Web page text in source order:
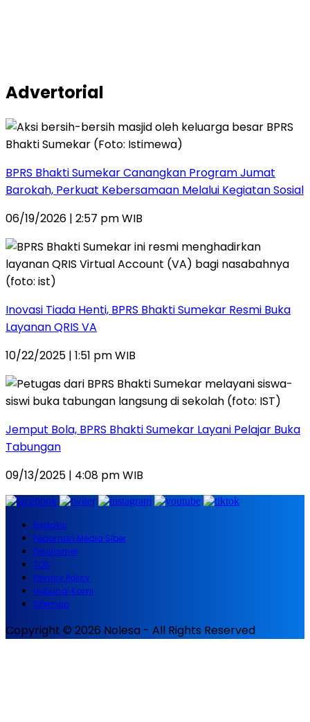
Advertorial
BPRS Bhakti Sumekar Canangkan Program Jumat
Barokah, Perkuat Kebersamaan Melalui Kegiatan Sosial
06/19/2026 | 2:57 pm WIB
Inovasi Tiada Henti, BPRS Bhakti Sumekar Resmi Buka
Layanan QRIS VA
10/22/2025 | 1:51 pm WIB
Jemput Bola, BPRS Bhakti Sumekar Layani Pelajar Buka
Tabungan
09/13/2025 | 4:08 pm WIB
Redaksi
Pedoman Media Siber
Disclaimer
TOS
Privacy Policy
Hubungi Kami
Sitemap
Copyright © 2026 Nolesa - All Rights Reserved